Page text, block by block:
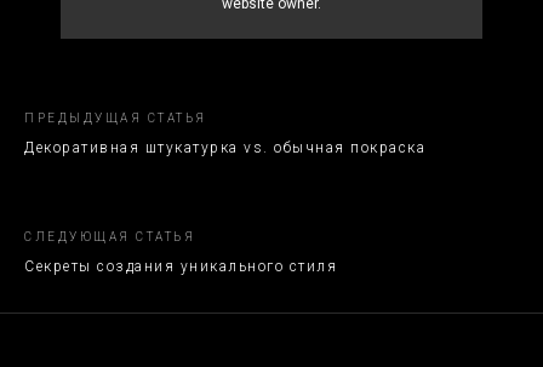
website owner.
ПРЕДЫДУЩАЯ СТАТЬЯ
Декоративная штукатурка vs. обычная покраска
СЛЕДУЮЩАЯ СТАТЬЯ
Секреты создания уникального стиля